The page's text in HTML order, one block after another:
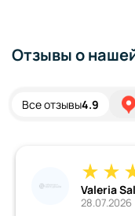
Отзывы о
Все отзывы4.9
Valeria
28.07.2026